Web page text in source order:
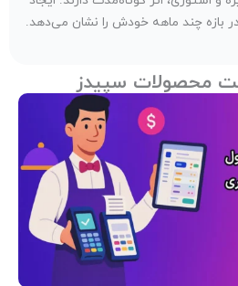
در بازه چند ماهه خودش را نشان می‌دهد.
محصولات سپیدز